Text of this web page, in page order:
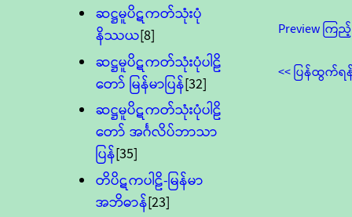
ဆဋ္ဌမူပိဋကတ်သုံးပုံ
နိဿယ[8]
ဆဋ္ဌမူပိဋကတ်သုံးပုံပါဠိ
တော် မြန်မာပြန်[32]
ဆဋ္ဌမူပိဋကတ်သုံးပုံပါဠိ
တော် အင်္ဂလိပ်ဘာသာ
ပြန်[35]
တိပိဋကပါဠိ-မြန်မာ
အဘိဓာန်[23]
Preview ကြ
<< ပြန်ထွက်ရ